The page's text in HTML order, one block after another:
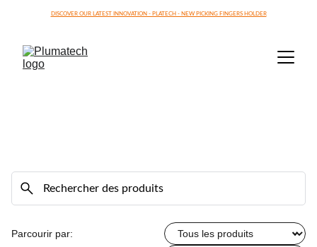
DISCOVER OUR LATEST INNOVATION - PLATECH - NEW PICKING FINGERS HOLDER
Parcourir par: